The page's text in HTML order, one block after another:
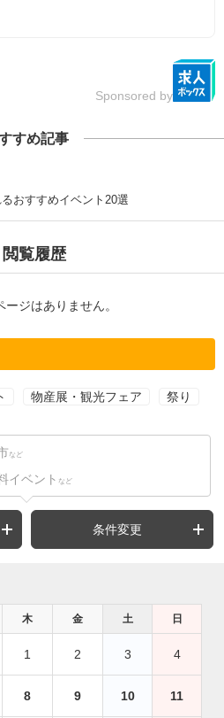
Sponsored by
すめ記事
おすすめイベント20選
閲覧履歴
ジはありません。
物産展・観光フェア 祭り
など
イベント など
条件変更
木 金 土 日
1 2 3 4
8 9 10 11